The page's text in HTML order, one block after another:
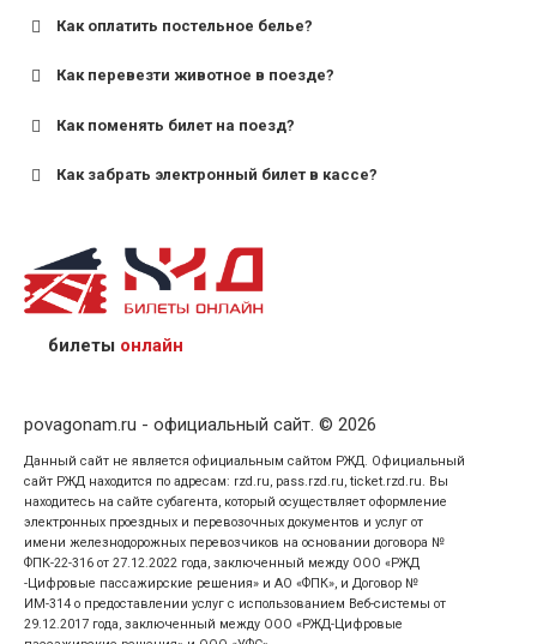
для поездов дальнего следования — от 10 лет и
для пригородных поездов — от 7 лет.
Как оплатить постельное белье?
Как перевезти животное в поезде?
Как поменять билет на поезд?
Как забрать электронный билет в кассе?
назвав кассиру 14-значный номер заказа;
предъявив удостоверение личности пассажира, на
кого оформлен билет.
билеты онлайн
povagonam.ru - официальный сайт. © 2026
Данный сайт не является официальным сайтом РЖД. Официальный
сайт РЖД находится по адресам: rzd.ru, pass.rzd.ru, ticket.rzd.ru. Вы
находитесь на сайте субагента, который осуществляет оформление
электронных проездных и перевозочных документов и услуг от
имени железнодорожных перевозчиков на основании договора №
ФПК-22-316 от 27.12.2022 года, заключенный между ООО «РЖД
-Цифровые пассажирские решения» и АО «ФПК», и Договор №
ИМ-314 о предоставлении услуг с использованием Веб-системы от
29.12.2017 года, заключенный между ООО «РЖД-Цифровые